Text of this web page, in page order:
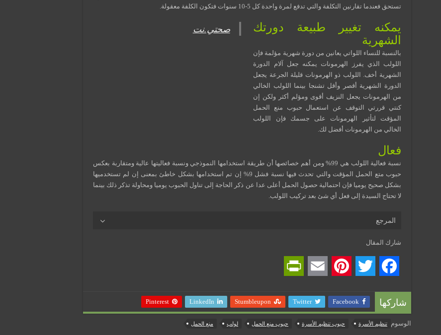
تستحق فعندما تقارنين التكلفة والتي تدفع لمرة واحدة كل 5-10 سنوات فتكون الكلفة معقولة.
يمكنه تغيير طبيعة دورتك
الشهرية
بالنسبة للنساء اللواتي يعانين من دورة شهرية مؤلمة فإن
اللولب الذي يفرز الهرمونات يمكنه جعل آلام الدورة
الشهرية أخف. اللولب ذو الهرمونات قليلة الجرعة يجعل
الدورة الشهرية أقصر وأقل تشنجا بينما اللولب الخالي
من الهرمونات يجعل النزيف أقوى ومؤلم أكثر ولكن إن
كنتي قررتي التوقف عن استعمال حبوب منع الحمل
المؤقت لتأثير الهرمونات على جسمك فإن اللولب
الخالي من الهرمونات أفضل لك.
‎صحتي.نت‎
فعال
نسبة فعالية اللولب هي 99% ومن أهم خصائصها أن طريقة استخدامها النموذجي ونسبة فعاليتها عالية ومتقاربة بعكس
حبوب متع الحمل المؤقت والتي تحدث فيها نسبة فشل 9% إن تم استخدامها بشكل خاطئ بمعنى إن لم تستخدميها
بشكل صحيح يوميا فإن احتمالية حصول الحمل أعلى عدا عن ذكر الحاجة إلى تناول الحبوب يوميا ومحاولة تذكر ذلك بينما
لا تحتاج السيدة إلى فعل أي شئ بعد تركيب اللولب.
المرجع
شارك المقال
e
i
t
n
t
a
i
n
شاركها Facebook
Twitter
Stumbleupon
LinkedIn
Pinterest
الوسوم تنظيم الأسرة حبوب تنظيم الأسرة حبوب منع الحمل لولب منع الحمل